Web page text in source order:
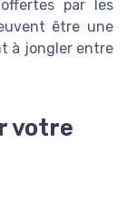
par les
être une
à jongler entre
votre